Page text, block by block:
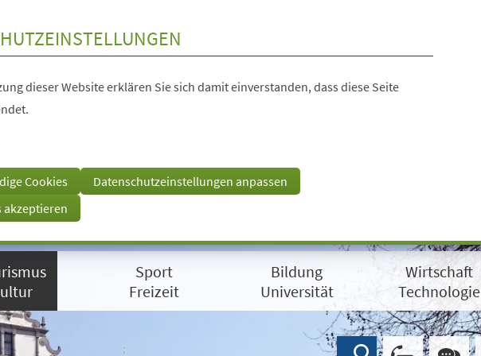
dieser Website erklären Sie sich damit einverstanden, dass diese Seite
Cookies
Datenschutzeinstellungen anpassen
akzeptieren
Sport
Freizeit
Bildung
Universität
Wirtschaft
Technologie